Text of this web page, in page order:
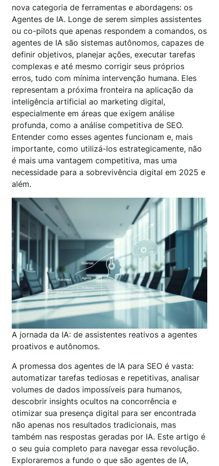
nova categoria de ferramentas e abordagens: os
Agentes de IA. Longe de serem simples assistentes
ou co-pilots que apenas respondem a comandos, os
agentes de IA são sistemas autônomos, capazes de
definir objetivos, planejar ações, executar tarefas
complexas e até mesmo corrigir seus próprios
erros, tudo com mínima intervenção humana. Eles
representam a próxima fronteira na aplicação da
inteligência artificial ao marketing digital,
especialmente em áreas que exigem análise
profunda, como a análise competitiva de SEO.
Entender como esses agentes funcionam e, mais
importante, como utilizá-los estrategicamente, não
é mais uma vantagem competitiva, mas uma
necessidade para a sobrevivência digital em 2025 e
além.
A jornada da IA: de assistentes reativos a agentes
proativos e autônomos.
A promessa dos agentes de IA para SEO é vasta:
automatizar tarefas tediosas e repetitivas, analisar
volumes de dados impossíveis para humanos,
descobrir insights ocultos na concorrência e
otimizar sua presença digital para ser encontrada
não apenas nos resultados tradicionais, mas
também nas respostas geradas por IA. Este artigo é
o seu guia completo para navegar essa revolução.
Exploraremos a fundo o que são agentes de IA,